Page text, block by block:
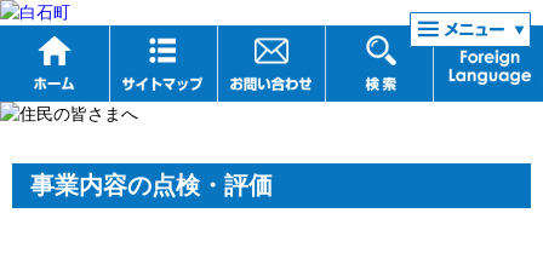
リンク集
事業内容の点検・評価